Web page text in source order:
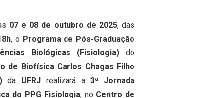
07 e 08 de outubro de 2025, das
, o Programa de Pós-Graduação
Biológicas (Fisiologia)do
de Biofísica Carlos Chagas Filho
da UFRJ realizará a3ª Jornada
do PPG Fisiologia, no Centro de